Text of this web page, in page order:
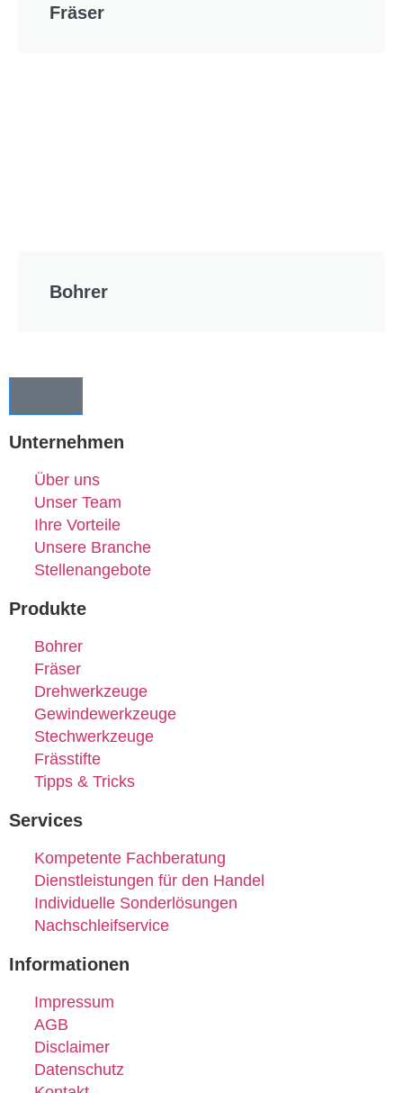
Fräser
Bohrer
Unternehmen
Über uns
Unser Team
Ihre Vorteile
Unsere Branche
Stellenangebote
Produkte
Bohrer
Fräser
Drehwerkzeuge
Gewindewerkzeuge
Stechwerkzeuge
Frässtifte
Tipps & Tricks
Services
Kompetente Fachberatung
Dienstleistungen für den Handel
Individuelle Sonderlösungen
Nachschleifservice
Informationen
Impressum
AGB
Disclaimer
Datenschutz